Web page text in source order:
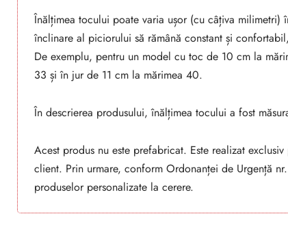
Înălțimea tocului poate varia ușor (cu câțiva
înclinare al piciorului să rămână constant și
De exemplu, pentru un model cu toc de 10 cm la
33 și în jur de 11 cm la mărimea 40.
În descrierea produsului, înălțimea tocului a fost
Acest produs nu este prefabricat. Este realizat
client. Prin urmare, conform Ordonanței de Urgență
produselor personalizate la cerere.